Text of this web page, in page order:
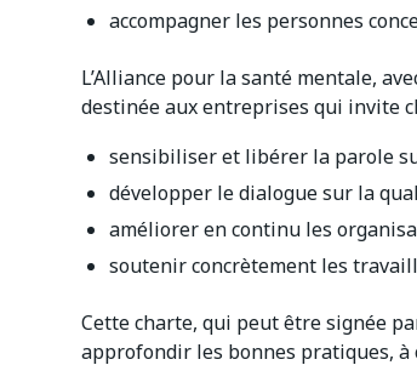
accompagner les personnes
L’Alliance pour la santé mentale,
destinée aux entreprises qui invite
sensibiliser et libérer la parole
développer le dialogue sur la
améliorer en continu les
soutenir concrètement les
Cette charte, qui peut être signée
approfondir les bonnes pratiques, à